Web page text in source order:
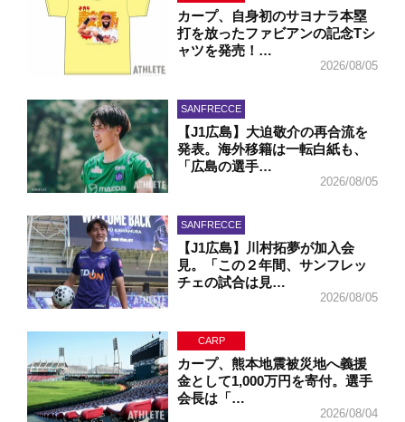
カープ、自身初のサヨナラ本塁
打を放ったファビアンの記念Tシ
ャツを発売！…
2026/08/05
SANFRECCE
【J1広島】大迫敬介の再合流を
発表。海外移籍は一転白紙も、
「広島の選手…
2026/08/05
SANFRECCE
【J1広島】川村拓夢が加入会
見。「この２年間、サンフレッ
チェの試合は見…
2026/08/05
CARP
カープ、熊本地震被災地へ義援
金として1,000万円を寄付。選手
会長は「…
2026/08/04